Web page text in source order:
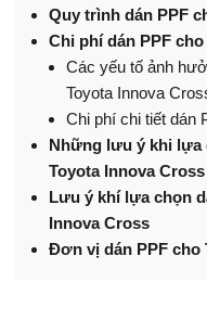
Quy trình dán PPF
Chi phí dán PPF
​Các yếu tố ảnh
Toyota Innova
Chi phí chi tiết dán
Những lưu ý khi lựa
Toyota Innova Cross
Lưu ý khí lựa chọn
Innova Cross
Đơn vị dán PPF cho